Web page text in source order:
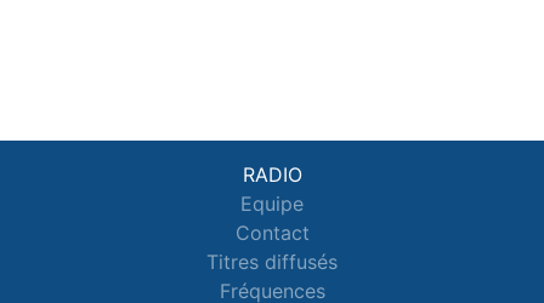
RADIO
Equipe
Contact
Titres diffusés
Fréquences